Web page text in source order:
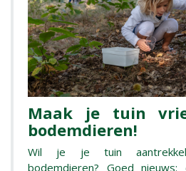
Maak je tuin
bodemdieren!
Wil je je tuin
bodemdieren? Goed